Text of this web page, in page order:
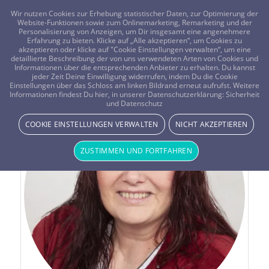
FRAGEN? KOSTENLOS ANRUFEN: 0800-8478266
Wir nutzen Cookies zur Erhebung statistischer Daten, zur Optimierung der
Website-Funktionen sowie zum Onlinemarketing, Remarketing und der
Personalisierung von Anzeigen, um Dir insgesamt eine angenehmere
Erfahrung zu bieten. Klicke auf „Alle akzeptieren“, um Cookies zu
akzeptieren oder klicke auf "Cookie Einstellungen verwalten“, um eine
detaillierte Beschreibung der von uns verwendeten Arten von Cookies und
Informationen über die entsprechenden Anbieter zu erhalten. Du kannst
jeder Zeit Deine Einwilligung widerrufen, indem Du die Cookie
Einstellungen über das Schloss am linken Bildrand erneut aufrufst. Weitere
Informationen findest Du hier, in unserer Datenschutzerklärung: Sicherheit
und Datenschutz
COOKIE EINSTELLUNGEN VERWALTEN NICHT AKZEPTIEREN
ZUSTIMMEN UND FORTFAHREN